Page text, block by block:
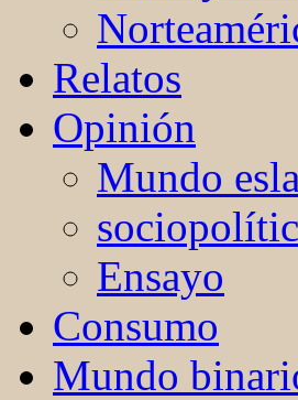
Relatos
Opinión
Mundo
Ensayo
Consumo
Mundo